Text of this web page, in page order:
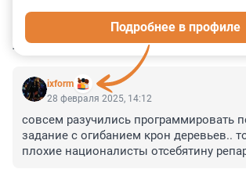
КОММЕНТАРИИ 11
ixform
Подробнее в профиле
28 февраля 2025, 14:12
совсем разучились программировать
задание с огибанием крон деревьев..
плохие националисты отсебятину